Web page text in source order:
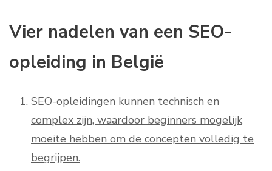
Vier nadelen van een SEO-
opleiding in België
SEO-opleidingen kunnen technisch en
complex zijn, waardoor beginners mogelijk
moeite hebben om de concepten volledig te
begrijpen.